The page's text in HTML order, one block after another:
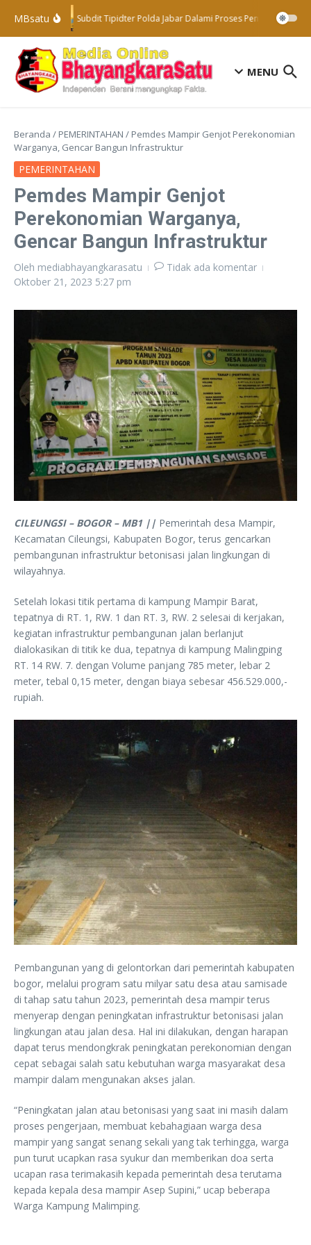
Lewati ke konten
MBsatu
Subdit Tipidter Polda Jabar Dalami Proses Penyelidikan
MENU
Beranda / PEMERINTAHAN / Pemdes Mampir Genjot Perekonomian
Warganya, Gencar Bangun Infrastruktur
PEMERINTAHAN
Pemdes Mampir Genjot
Perekonomian Warganya,
Gencar Bangun Infrastruktur
Oleh mediabhayangkarasatu
Tidak ada komentar
Oktober 21, 2023 5:27 pm
CILEUNGSI – BOGOR – MB1 || Pemerintah desa Mampir,
Kecamatan Cileungsi, Kabupaten Bogor, terus gencarkan
pembangunan infrastruktur betonisasi jalan lingkungan di
wilayahnya.
Setelah lokasi titik pertama di kampung Mampir Barat,
tepatnya di RT. 1, RW. 1 dan RT. 3, RW. 2 selesai di kerjakan,
kegiatan infrastruktur pembangunan jalan berlanjut
dialokasikan di titik ke dua, tepatnya di kampung Malingping
RT. 14 RW. 7. dengan Volume panjang 785 meter, lebar 2
meter, tebal 0,15 meter, dengan biaya sebesar 456.529.000,-
rupiah.
Pembangunan yang di gelontorkan dari pemerintah kabupaten
bogor, melalui program satu milyar satu desa atau samisade
di tahap satu tahun 2023, pemerintah desa mampir terus
menyerap dengan peningkatan infrastruktur betonisasi jalan
lingkungan atau jalan desa. Hal ini dilakukan, dengan harapan
dapat terus mendongkrak peningkatan perekonomian dengan
cepat sebagai salah satu kebutuhan warga masyarakat desa
mampir dalam mengunakan akses jalan.
“Peningkatan jalan atau betonisasi yang saat ini masih dalam
proses pengerjaan, membuat kebahagiaan warga desa
mampir yang sangat senang sekali yang tak terhingga, warga
pun turut ucapkan rasa syukur dan memberikan doa serta
ucapan rasa terimakasih kepada pemerintah desa terutama
kepada kepala desa mampir Asep Supini,” ucap beberapa
Warga Kampung Malimping.